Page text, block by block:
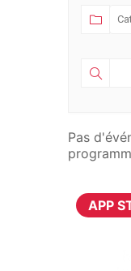
Pas
APP